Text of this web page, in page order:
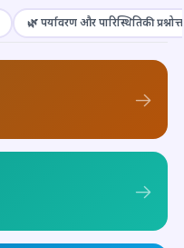
🌿 पर्यावरण और पारिस्थितिकी प्रश्नोत्तरी